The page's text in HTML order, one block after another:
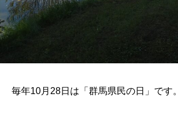
毎年10月28日は「群馬県民の日」です。